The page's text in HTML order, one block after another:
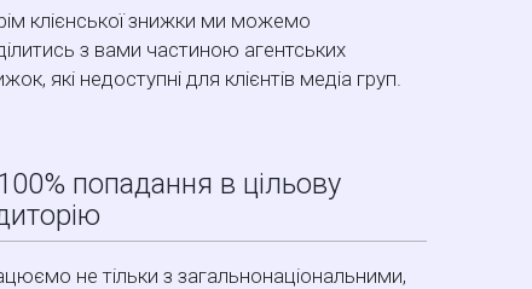
клієнської знижки ми можемо
з вами частиною агентських
які недоступні для клієнтів медіа груп.
попадання в цільову
не тільки з загальнонаціональними,